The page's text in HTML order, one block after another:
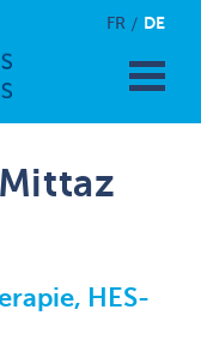
FR DE
HES-